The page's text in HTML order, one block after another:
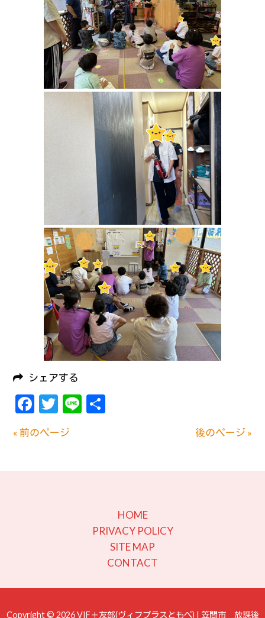
シェアする
Facebook
Twitter
Line
« 前のページ 後のページ »
HOME
PRIVACY POLICY
SITE MAP
CONTACT
Copyright © 2026 VIF＋友部(ヴィフプラスともべ) | 笠間市 放課後